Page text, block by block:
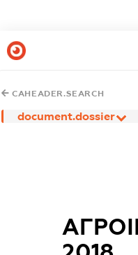
CAHEADER.SEARCH
document.dossier